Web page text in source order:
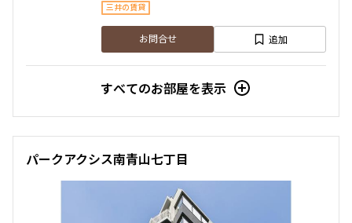
三井の賃貸
お問合せ 追加
すべてのお部屋を表示
パークアクシス南青山七丁目